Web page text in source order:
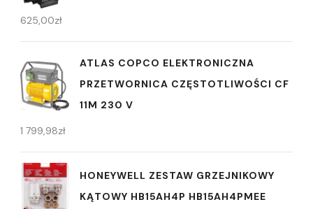
625,00zł
ATLAS COPCO ELEKTRONICZNA
PRZETWORNICA CZĘSTOTLIWOŚCI CF
11M 230 V
1 799,98zł
HONEYWELL ZESTAW GRZEJNIKOWY
KĄTOWY HB15AH4P HB15AH4PMEE